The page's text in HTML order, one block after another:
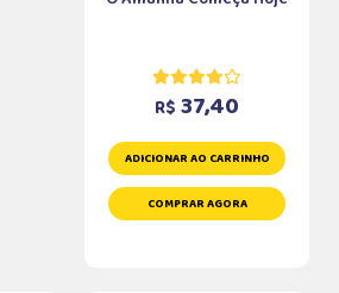
R$ 37,40
ADICIONAR AO CARRINHO
COMPRAR AGORA